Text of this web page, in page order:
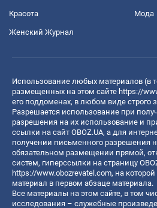
Красота Мода
Женский Журнал
Использование любых материалов (в
размещенных на этом сайте https://
его поддоменах, в любом виде строго
Разрешается использование при
разрешения на их использование и
ссылки на сайт OBOZ.UA, а для
получении письменного разрешения
обязательном размещении прямой,
систем, гиперссылки на страницу
https://www.obozrevatel.com, на
материал в первом абзаце материала.
Все материалы на этом сайте, в том
исследования – служебные